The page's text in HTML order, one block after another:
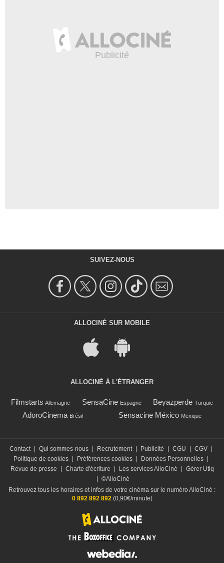
SUIVEZ-NOUS
ALLOCINÉ SUR MOBILE
ALLOCINÉ À L'ÉTRANGER
Filmstarts Allemagne SensaCine Espagne Beyazperde Turquie
AdoroCinema Brésil Sensacine México Mexique
Contact Qui sommes-nous Recrutement Publicité CGU CGV
Politique de cookies
Préférences cookies Données Personnelles
Revue de presse
Charte d'écriture Les services AlloCiné
Gérer Utiq
©AlloCiné
Retrouvez tous les horaires et infos de votre cinéma sur le numéro AlloCiné :
0 892 892 892(0,90€/minute)